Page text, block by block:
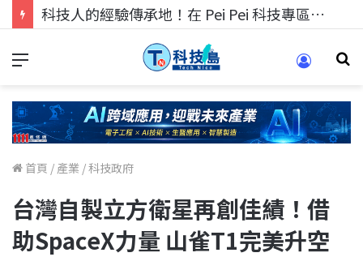
科技人的經驗傳承地！在 Pei Pei 科技專區，與學弟妹交流最硬核的技術
首頁 / 產業 /科技政府
台灣自製立方衛星再創佳績！借
助SpaceX力量 山雀T1完美升空